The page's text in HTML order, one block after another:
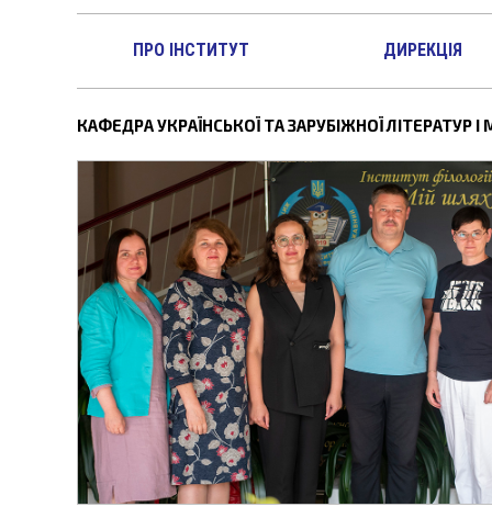
ПРО ІНСТИТУТ ДИРЕКЦІЯ
КАФЕДРА УКРАЇНСЬКОЇ ТА ЗАРУБІЖНОЇ ЛІТЕРАТУР